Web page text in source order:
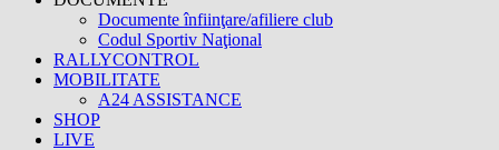
Documente înfiinţare/afiliere club
Codul Sportiv Naţional
RALLYCONTROL
MOBILITATE
A24 ASSISTANCE
SHOP
LIVE